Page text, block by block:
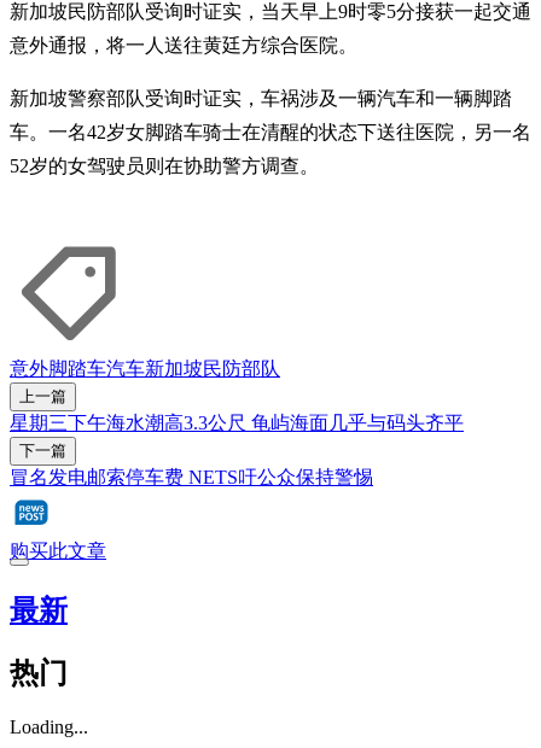
新加坡民防部队受询时证实，当天早上9时零5分接获一起交通
意外通报，将一人送往黄廷方综合医院。
新加坡警察部队受询时证实，车祸涉及一辆汽车和一辆脚踏
车。一名42岁女脚踏车骑士在清醒的状态下送往医院，另一名
52岁的女驾驶员则在协助警方调查。
意外脚踏车汽车新加坡民防部队
上一篇
星期三下午海水潮高3.3公尺 龟屿海面几乎与码头齐平
下一篇
冒名发电邮索停车费 NETS吁公众保持警惕
购买此文章
最新
热门
Loading...